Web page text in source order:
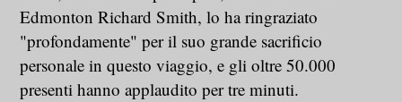
Edmonton Richard Smith, lo ha ringraziato
"profondamente" per il suo grande sacrificio
personale in questo viaggio, e gli oltre 50.000
presenti hanno applaudito per tre minuti.